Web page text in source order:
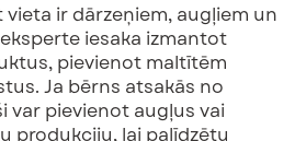
vieta ir dārzeņiem, augļiem un
iesaka izmantot
pievienot maltītēm
Ja bērns atsakās no
var pievienot augļus vai
produkciju, lai palīdzētu